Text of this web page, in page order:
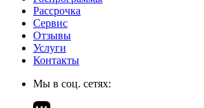
Рассрочка
Сервис
Отзывы
Услуги
Контакты
Мы в соц. сетях: